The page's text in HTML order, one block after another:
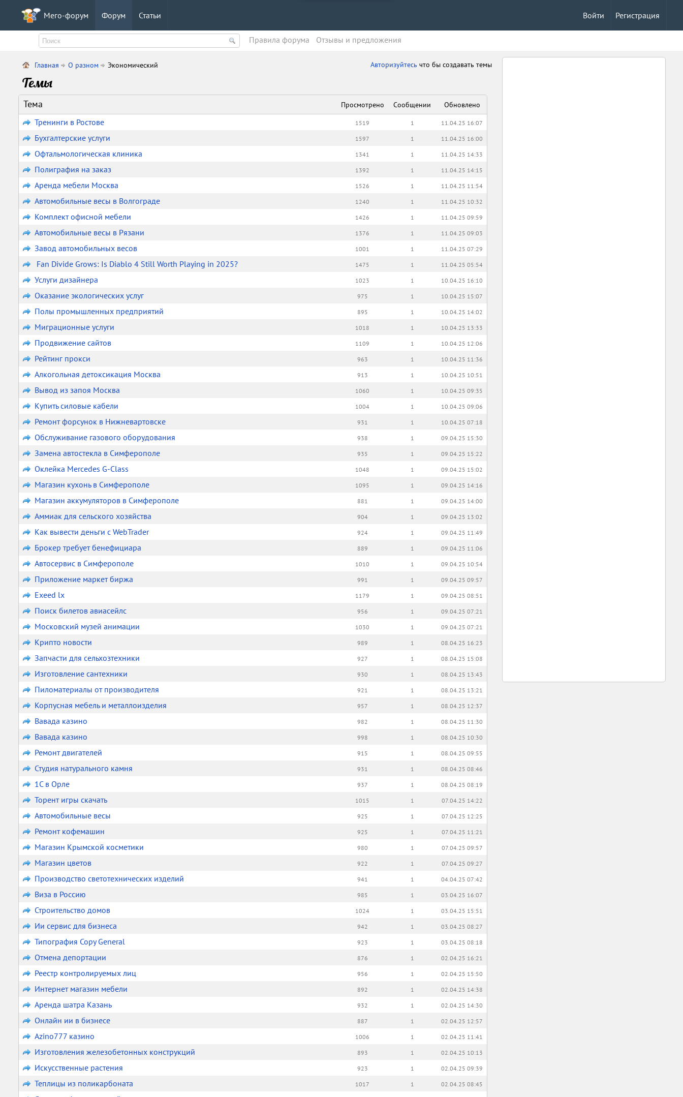
Мего-форум Форум Статьи Регистрация
Войти
Правила форума Oтзывы и предложения
Главная О разном Экономический Авторизуйтесь что бы создавать темы
Темы
Тема Просмотрено Сообщении Обновлено
Тренинги в Ростове 1519 1 11.04.25 16:07
Бухгалтерские услуги 1597 1 11.04.25 16:00
Офтальмологическая клиника 1341 1 11.04.25 14:33
Полиграфия на заказ 1392 1 11.04.25 14:15
Аренда мебели Москва 1526 1 11.04.25 11:54
Автомобильные весы в Волгограде 1240 1 11.04.25 10:32
Комплект офисной мебели 1426 1 11.04.25 09:59
Автомобильные весы в Рязани 1376 1 11.04.25 09:03
Завод автомобильных весов 1001 1 11.04.25 07:29
Fan Divide Grows: Is Diablo 4 Still Worth Playing in 2025? 1475 1 11.04.25 05:54
Услуги дизайнера 1023 1 10.04.25 16:10
Оказание экологических услуг 975 1 10.04.25 15:07
Полы промышленных предприятий 895 1 10.04.25 14:02
Миграционные услуги 1018 1 10.04.25 13:33
Продвижение сайтов 1109 1 10.04.25 12:06
Рейтинг прокси 963 1 10.04.25 11:36
Алкогольная детоксикация Москва 913 1 10.04.25 10:51
Вывод из запоя Москва 1060 1 10.04.25 09:35
Купить силовые кабели 1004 1 10.04.25 09:06
Ремонт форсунок в Нижневартовске 931 1 10.04.25 07:18
Обслуживание газового оборудования 938 1 09.04.25 15:30
Замена автостекла в Симферополе 935 1 09.04.25 15:22
Оклейка Mercedes G-Class 1048 1 09.04.25 15:02
Магазин кухонь в Симферополе 1095 1 09.04.25 14:16
Магазин аккумуляторов в Симферополе 881 1 09.04.25 14:00
Аммиак для сельского хозяйства 904 1 09.04.25 13:02
Как вывести деньги с WebTrader 924 1 09.04.25 11:49
Брокер требует бенефициара 889 1 09.04.25 11:06
Автосервис в Симферополе 1010 1 09.04.25 10:54
Приложение маркет биржа 991 1 09.04.25 09:57
Exeed lx 1179 1 09.04.25 08:51
Поиск билетов авиасейлс 956 1 09.04.25 07:21
Московский музей анимации 1030 1 09.04.25 07:21
Крипто новости 989 1 08.04.25 16:23
Запчасти для сельхозтехники 927 1 08.04.25 15:08
Изготовление сантехники 930 1 08.04.25 13:43
Пиломатериалы от производителя 921 1 08.04.25 13:21
Корпусная мебель и металлоизделия 957 1 08.04.25 12:37
Вавада казино 982 1 08.04.25 11:30
Вавада казино 998 1 08.04.25 10:30
Ремонт двигателей 915 1 08.04.25 09:55
Студия натурального камня 931 1 08.04.25 08:46
1С в Орле 937 1 08.04.25 08:19
Торент игры скачать 1015 1 07.04.25 14:22
Автомобильные весы 925 1 07.04.25 12:25
Ремонт кофемашин 925 1 07.04.25 11:21
Магазин Крымской косметики 980 1 07.04.25 09:57
Магазин цветов 922 1 07.04.25 09:27
Производство светотехнических изделий 941 1 04.04.25 07:42
Виза в Россию 985 1 03.04.25 16:07
Строительство домов 1024 1 03.04.25 15:51
Ии сервис для бизнеса 942 1 03.04.25 08:27
Типография Copy General 923 1 03.04.25 08:18
Отмена депортации 876 1 02.04.25 16:21
Реестр контролируемых лиц 956 1 02.04.25 15:50
Интернет магазин мебели 892 1 02.04.25 14:38
Аренда шатра Казань 932 1 02.04.25 14:30
Онлайн ии в бизнесе 887 1 02.04.25 12:57
Аzino777 казино 1006 1 02.04.25 11:41
Изготовления железобетонных конструкций 893 1 02.04.25 10:13
Искусственные растения 923 1 02.04.25 09:39
Теплицы из поликарбоната 1017 1 02.04.25 08:45